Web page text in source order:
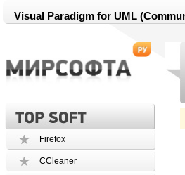
Visual Paradigm for UML
Firefox
CCleaner